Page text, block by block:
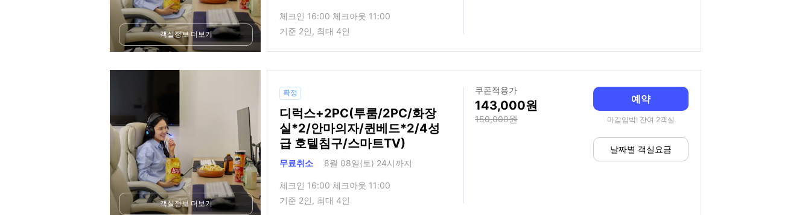
객실정보 더보기
체크인 16:00 체크아웃 11:00
기준 2인, 최대 4인
객실정보 더보기
확정
디럭스+2PC(투룸/2PC/화장
실*2/안마의자/퀸베드*2/4성
급 호텔침구/스마트TV)
무료취소 8월 08일(토) 24시까지
체크인 16:00 체크아웃 11:00
기준 2인, 최대 4인
쿠폰적용가
143,000
150,000
예약
마감임박! 잔여 2객실
날짜별 객실요금